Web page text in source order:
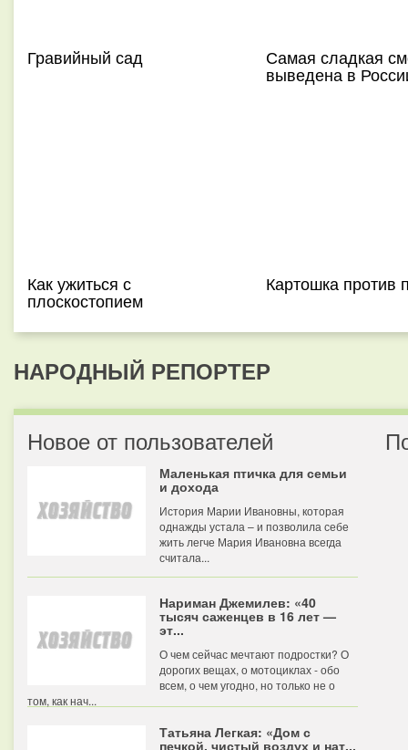
Гравийный сад Самая сладкая
выведена в
Как ужиться с
плоскостопием
Картошка против
НАРОДНЫЙ РЕПОРТЕР
Новое от пользователей
Маленькая птичка для семьи
и дохода
История Марии Ивановны, которая
однажды устала – и позволила себе
жить легче Мария Ивановна всегда
считала...
Нариман Джемилев: «40
тысяч саженцев в 16 лет —
эт...
О чем сейчас мечтают подростки? О
дорогих вещах, о мотоциклах - обо
всем, о чем угодно, но только не о
том, как нач...
Татьяна Легкая: «Дом с
печкой, чистый воздух и нат...